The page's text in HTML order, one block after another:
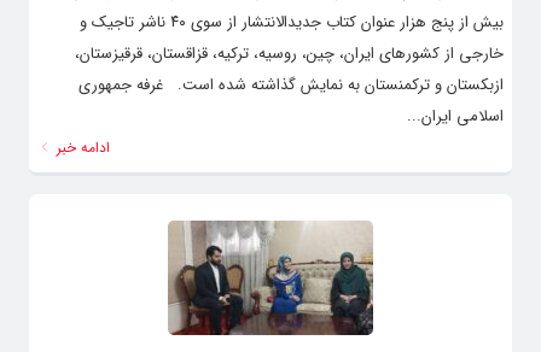
بیش از پنج هزار عنوان کتاب جدیدالانتشار از سوی ۴۰ ناشر تاجیک و
خارجی از کشورهای ایران، چین، روسیه، ترکیه، قزاقستان، قرقیزستان،
ازبکستان و ترکمنستان به نمایش گذاشته شده است. غرفه جمهوری
اسلامی ایران...
ادامه خبر